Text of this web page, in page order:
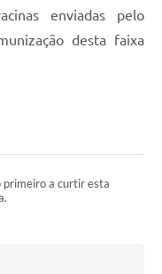
enviadas pelo
desta faixa
primeiro a curtir esta